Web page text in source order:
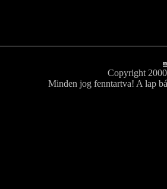
Copyright
Minden jog fenntartva! A lap